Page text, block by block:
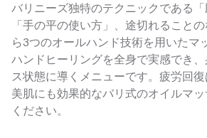
バリニーズ独特のテクニックである
「手の平の使い方」、途切れること
ら3つのオールハンド技術を用いたマ
ハンドヒーリングを全身で実感でき
ス状態に導くメニューです。疲労回
美肌にも効果的なバリ式のオイルマ
ください。